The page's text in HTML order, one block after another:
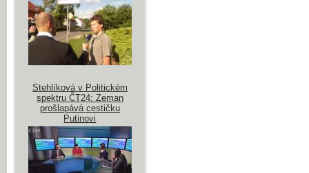
Stehlíková v Politickém
spektru ČT24: Zeman
prošlapává cestičku
Putinovi